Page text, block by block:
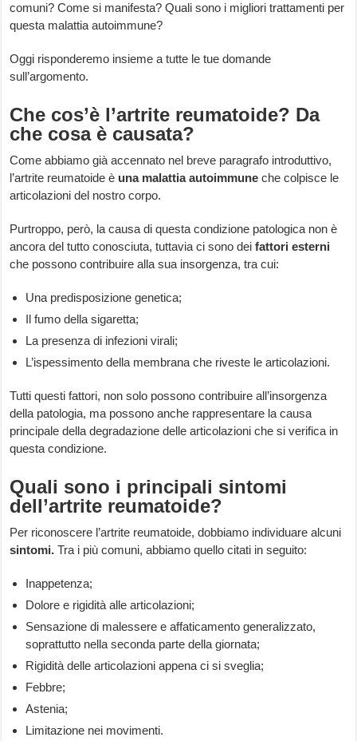
comuni? Come si manifesta? Quali sono i migliori trattamenti per
questa malattia autoimmune?
Oggi risponderemo insieme a tutte le tue domande
sull’argomento.
Che cos’è l’artrite reumatoide? Da
che cosa è causata?
Come abbiamo già accennato nel breve paragrafo introduttivo,
l’artrite reumatoide è una malattia autoimmune che colpisce le
articolazioni del nostro corpo.
Purtroppo, però, la causa di questa condizione patologica non è
ancora del tutto conosciuta, tuttavia ci sono deifattori esterni
che possono contribuire alla sua insorgenza, tra cui:
Una predisposizione genetica;
Il fumo della sigaretta;
La presenza di infezioni virali;
L’ispessimento della membrana che riveste le articolazioni.
Tutti questi fattori, non solo possono contribuire all’insorgenza
della patologia, ma possono anche rappresentare la causa
principale della degradazione delle articolazioni che si verifica in
questa condizione.
Quali sono i principali sintomi
dell’artrite reumatoide?
Per riconoscere l’artrite reumatoide, dobbiamo individuare alcuni
sintomi. Tra i più comuni, abbiamo quello citati in seguito:
Inappetenza;
Dolore e rigidità alle articolazioni;
Sensazione di malessere e affaticamento generalizzato,
soprattutto nella seconda parte della giornata;
Rigidità delle articolazioni appena ci si sveglia;
Febbre;
Astenia;
Limitazione nei movimenti.